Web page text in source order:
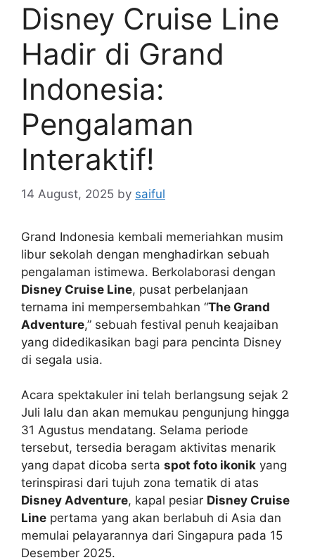
Disney Cruise Line
Hadir di Grand
Indonesia:
Pengalaman
Interaktif!
14 August, 2025 by saiful
Grand Indonesia kembali memeriahkan musim
libur sekolah dengan menghadirkan sebuah
pengalaman istimewa. Berkolaborasi dengan
Disney Cruise Line, pusat perbelanjaan
ternama ini mempersembahkan “The Grand
Adventure,” sebuah festival penuh keajaiban
yang didedikasikan bagi para pencinta Disney
di segala usia.
Acara spektakuler ini telah berlangsung sejak 2
Juli lalu dan akan memukau pengunjung hingga
31 Agustus mendatang. Selama periode
tersebut, tersedia beragam aktivitas menarik
yang dapat dicoba serta spot foto ikonik yang
terinspirasi dari tujuh zona tematik di atas
Disney Adventure, kapal pesiar Disney Cruise
Line pertama yang akan berlabuh di Asia dan
memulai pelayarannya dari Singapura pada 15
Desember 2025.